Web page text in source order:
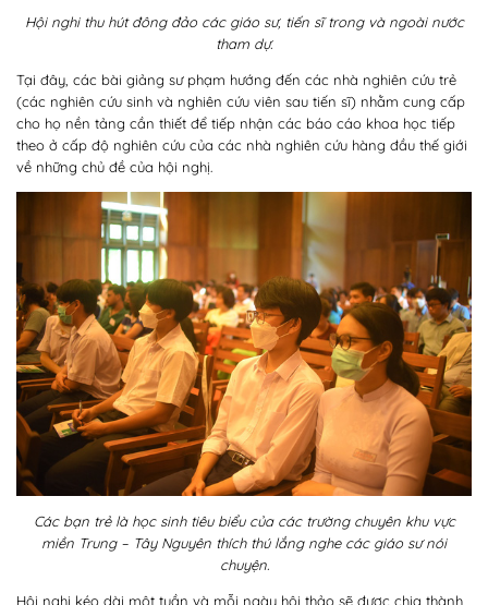
Hội nghi thu hút đông đảo các giáo sư, tiến sĩ trong và ngoài nước
tham dự.
Tại đây, các bài giảng sư phạm hướng đến các nhà nghiên cứu trẻ
(các nghiên cứu sinh và nghiên cứu viên sau tiến sĩ) nhằm cung cấp
cho họ nền tảng cần thiết để tiếp nhận các báo cáo khoa học tiếp
theo ở cấp độ nghiên cứu của các nhà nghiên cứu hàng đầu thế giới
về những chủ đề của hội nghị.
Các bạn trẻ là học sinh tiêu biểu của các trường chuyên khu vực
miền Trung – Tây Nguyên thích thú lắng nghe các giáo sư nói
chuyện.
Hội nghị kéo dài một tuần và mỗi ngày hội thảo sẽ được chia thành